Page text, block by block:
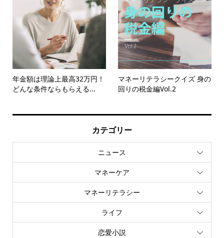
年金額は理論上最高32万円！
どんな条件ならもらえる...
マネーリテラシークイズ 身の
回りの税金編Vol.2
カテゴリー
ニュース
マネーケア
マネーリテラシー
ライフ
恋愛小説